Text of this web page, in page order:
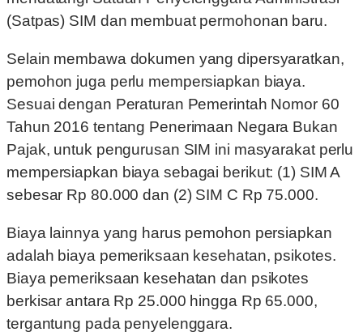
(Satpas) SIM dan membuat permohonan baru.
Selain membawa dokumen yang dipersyaratkan,
pemohon juga perlu mempersiapkan biaya.
Sesuai dengan Peraturan Pemerintah Nomor 60
Tahun 2016 tentang Penerimaan Negara Bukan
Pajak, untuk pengurusan SIM ini masyarakat perlu
mempersiapkan biaya sebagai berikut: (1) SIM A
sebesar Rp 80.000 dan (2) SIM C Rp 75.000.
Biaya lainnya yang harus pemohon persiapkan
adalah biaya pemeriksaan kesehatan, psikotes.
Biaya pemeriksaan kesehatan dan psikotes
berkisar antara Rp 25.000 hingga Rp 65.000,
tergantung pada penyelenggara.